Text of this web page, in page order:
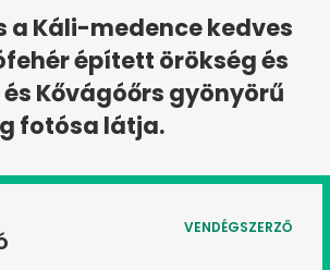
a Káli-medence kedves
épített örökség és
Kővágóőrs gyönyörű
fotósa látja.
VENDÉGSZERZŐ